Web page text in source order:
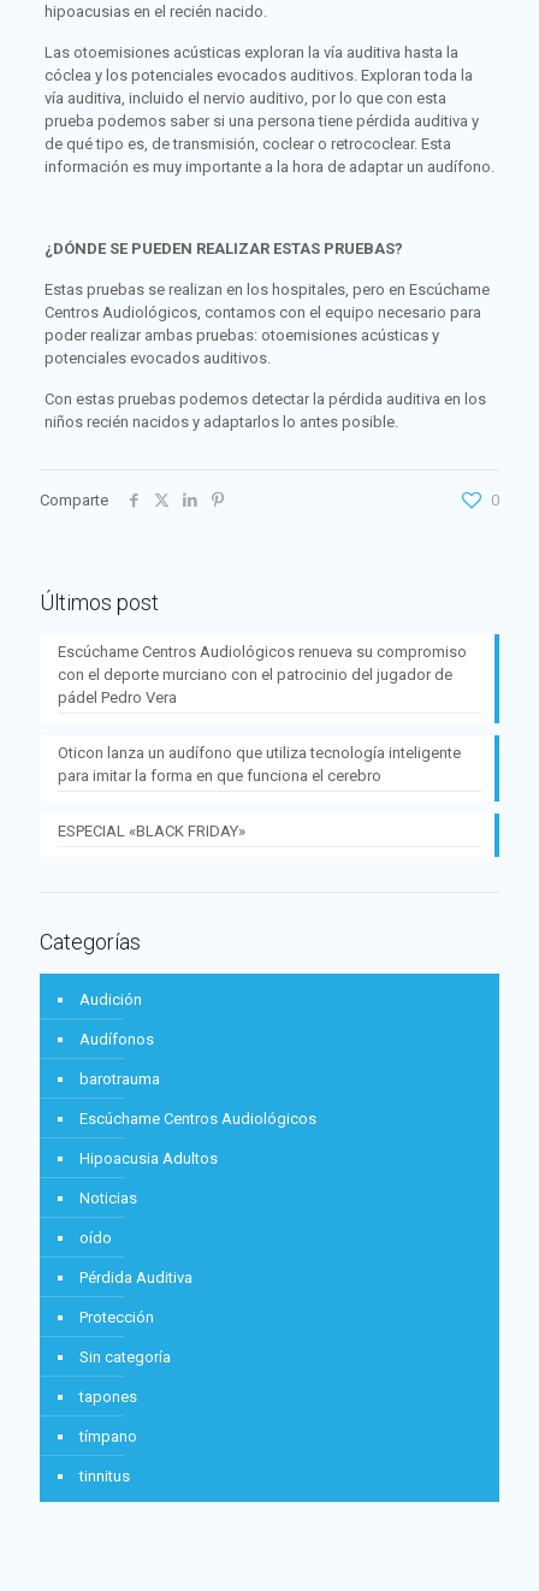
hipoacusias en el recién nacido.
Las otoemisiones acústicas exploran la vía auditiva hasta la
cóclea y los potenciales evocados auditivos. Exploran toda la
vía auditiva, incluido el nervio auditivo, por lo que con esta
prueba podemos saber si una persona tiene pérdida auditiva y
de qué tipo es, de transmisión, coclear o retrococlear. Esta
información es muy importante a la hora de adaptar un audífono.
¿DÓNDE SE PUEDEN REALIZAR ESTAS PRUEBAS?
Estas pruebas se realizan en los hospitales, pero en Escúchame
Centros Audiológicos, contamos con el equipo necesario para
poder realizar ambas pruebas: otoemisiones acústicas y
potenciales evocados auditivos.
Con estas pruebas podemos detectar la pérdida auditiva en los
niños recién nacidos y adaptarlos lo antes posible.
Comparte 0
Últimos post
Escúchame Centros Audiológicos renueva su compromiso
con el deporte murciano con el patrocinio del jugador de
pádel Pedro Vera
Oticon lanza un audífono que utiliza tecnología inteligente
para imitar la forma en que funciona el cerebro
ESPECIAL «BLACK FRIDAY»
Categorías
Audición
Audífonos
barotrauma
Escúchame Centros Audiológicos
Hipoacusia Adultos
Noticias
oído
Pérdida Auditiva
Protección
Sin categoría
tapones
tímpano
tinnitus